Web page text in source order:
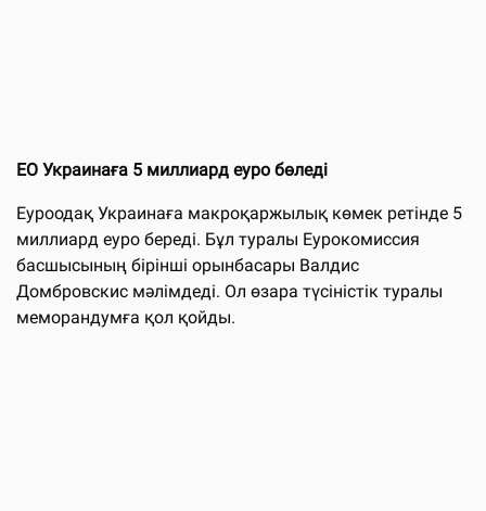
ЕО Украинаға 5 миллиард еуро бөледі
Еуроодақ Украинаға макроқаржылық көмек ретінде 5
миллиард еуро береді. Бұл туралы Еурокомиссия
басшысының бірінші орынбасары Валдис
Домбровскис мәлімдеді. Ол өзара түсіністік туралы
меморандумға қол қойды.